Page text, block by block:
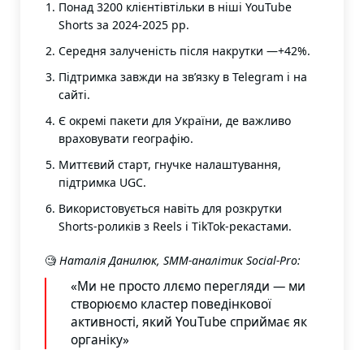
Понад 3200 клієнтівтільки в ніші YouTube
Shorts за 2024-2025 рр.
Середня залученість після накрутки —+42%.
Підтримка завжди на зв’язку в Telegram і на
сайті.
Є окремі пакети для України, де важливо
враховувати географію.
Миттєвий старт, гнучке налаштування,
підтримка UGC.
Використовується навіть для розкрутки
Shorts-роликів з Reels і TikTok-рекастами.
🧐 Наталія Данилюк, SMM-аналітик Social-Pro:
«Ми не просто ллємо перегляди — ми
створюємо кластер поведінкової
активності, який YouTube сприймає як
органіку»